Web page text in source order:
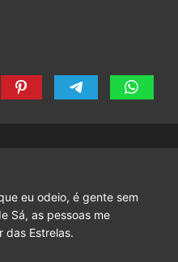
eu odeio, é gente sem
Sá, as pessoas me
das Estrelas.